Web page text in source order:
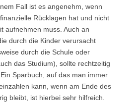
Fall ist es angenehm, wenn
Rücklagen hat und nicht
aufnehmen muss. Auch an
durch die Kinder verursacht
durch die Schule oder
das Studium), sollte rechtzeitig
Sparbuch, auf das man immer
kann, wenn am Ende des
bleibt, ist hierbei sehr hilfreich.